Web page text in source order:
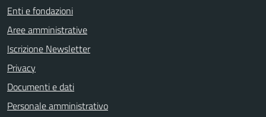
Enti e fondazioni
Aree amministrative
Iscrizione Newsletter
Privacy
Documenti e dati
Personale amministrativo